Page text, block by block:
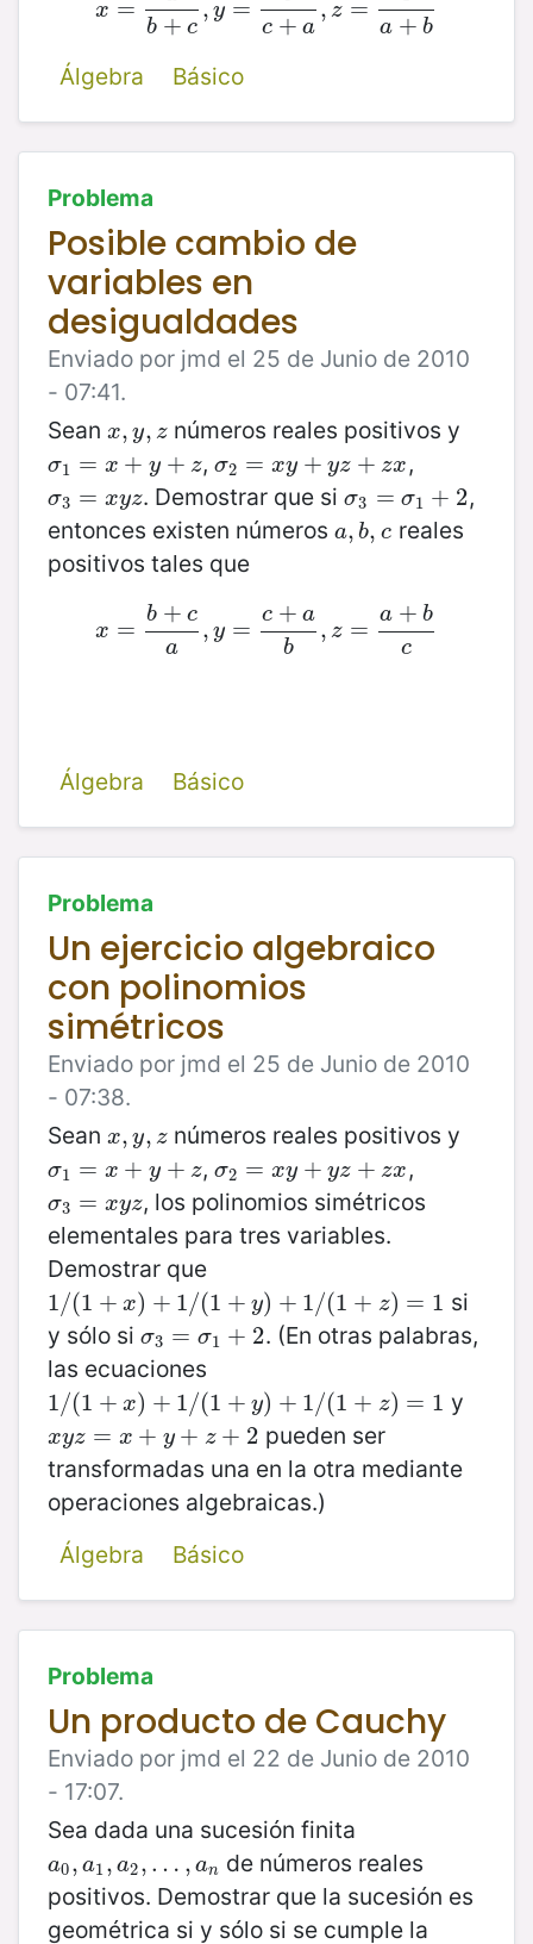
x =
b + c
, y =
c + a
, z =
a + b
x=ab+c,y= bc+a,z=ca+b
Álgebra Básico
Problema
Posible cambio de
variables en
desigualdades
Enviado por jmd el 25 de Junio de 2010
- 07:41.
Sean x, y, z
x,y,z números reales positivos y
σ1 = x + y + z
σ1 =x +y+ z , σ2 = xy + yz + zx
σ2 =x y+ yz +zx ,
σ3 = xyz
σ3 =x yz . Demostrar que siσ3 = σ1 + 2
σ3 =σ1+ 2
,
entonces existen números a, b, c
a,b,c reales
positivos tales que
x =
b + c
a
, y =
c + a
b
, z =
a + b
c
x=b+ca,y= c+ab,z=a+ bc
Álgebra Básico
Problema
Un ejercicio algebraico
con polinomios
simétricos
Enviado por jmd el 25 de Junio de 2010
- 07:38.
Sean x, y, z
x,y,z números reales positivos y
σ1 = x + y + z
σ1 =x +y+ z , σ2 = xy + yz + zx
σ2 =x y+ yz +zx ,
σ3 = xyz
σ3 =x yz , los polinomios simétricos
elementales para tres variables.
Demostrar que
1/(1 + x) + 1/(1 + y) + 1/(1 + z) = 1
1/(1+x) +1 /(1 +y)+ 1/ (1+z) =1
si
y sólo si σ3 = σ1 + 2
σ3 =σ1+ 2
. (En otras palabras,
las ecuaciones
1/(1 + x) + 1/(1 + y) + 1/(1 + z) = 1
1/(1+x) +1 /(1 +y)+ 1/ (1+z) =1 y
xyz = x + y + z + 2
xyz=x +y +z+ 2
pueden ser
transformadas una en la otra mediante
operaciones algebraicas.)
Álgebra
Básico
Problema
Un producto de Cauchy
Enviado por jmd el 22 de Junio de 2010
- 17:07.
Sea dada una sucesión finita
a0, a1, a2, … , an
a0,a1 ,a2,… ,a n
de números reales
positivos. Demostrar que la sucesión es
geométrica si y sólo si se cumple la